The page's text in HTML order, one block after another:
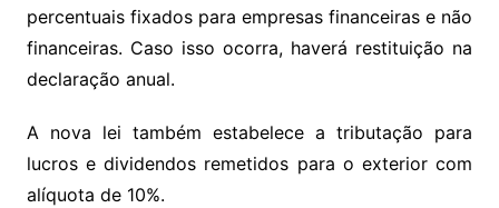
percentuais fixados para empresas financeiras e não
financeiras. Caso isso ocorra, haverá restituição na
declaração anual.
A nova lei também estabelece a tributação para
lucros e dividendos remetidos para o exterior com
alíquota de 10%.